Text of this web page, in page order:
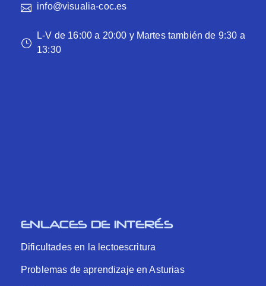
info@visualia-coc.es
L-V de 16:00 a 20:00 y Martes también de 9:30 a
13:30
ENLACES DE INTERÉS
Dificultades en la lectoescritura
Problemas de aprendizaje en Asturias